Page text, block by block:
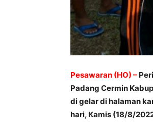
Pesawaran (HO) –
Padang Cermin
di gelar di halaman
hari, Kamis (18/8/